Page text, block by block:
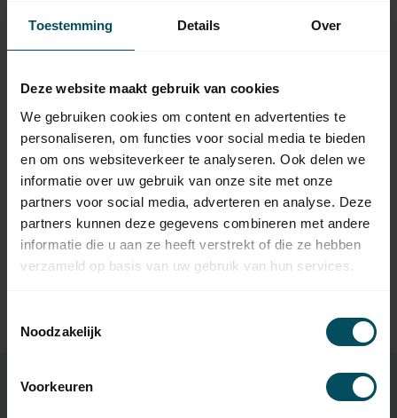
Toestemming Details Over
Deze website maakt gebruik van cookies
We gebruiken cookies om content en advertenties te
personaliseren, om functies voor social media te bieden
en om ons websiteverkeer te analyseren. Ook delen we
informatie over uw gebruik van onze site met onze
partners voor social media, adverteren en analyse. Deze
partners kunnen deze gegevens combineren met andere
informatie die u aan ze heeft verstrekt of die ze hebben
verzameld op basis van uw gebruik van hun services.
Noodzakelijk
Voorkeuren
Anschlussnippel
BIRCHER
Bircher DW Schalter -
Bircher DW40 Kontakt
ohne Gehäuse
47,95
BIRCHER
Bircher DW Schalter -